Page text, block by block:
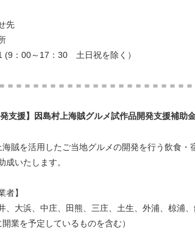
先
(9：00～17：30 土日祝を除く）
＝＝＝＝＝＝＝＝＝＝＝＝＝＝＝＝＝＝＝＝＝
支援】因島村上海賊グルメ試作品開発支援補助
賊を活用したご当地グルメの開発を行う飲食
成いたします。
者】
、大浜、中庄、田熊、三庄、土生、外浦、椋浦
業を予定しているものを含む）